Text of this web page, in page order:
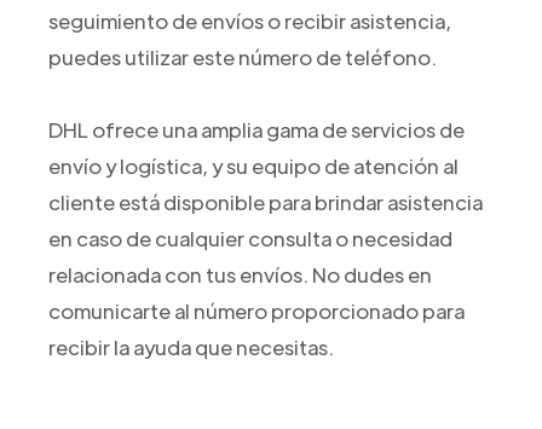
seguimiento de envíos o recibir asistencia,
puedes utilizar este número de teléfono.
DHL ofrece una amplia gama de servicios de
envío y logística, y su equipo de atención al
cliente está disponible para brindar asistencia
en caso de cualquier consulta o necesidad
relacionada con tus envíos. No dudes en
comunicarte al número proporcionado para
recibir la ayuda que necesitas.